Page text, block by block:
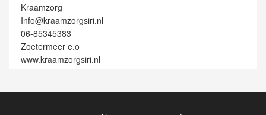
Kraamzorg
Info@kraamzorgsiri.nl
06-85345383
Zoetermeer e.o
www.kraamzorgsiri.nl